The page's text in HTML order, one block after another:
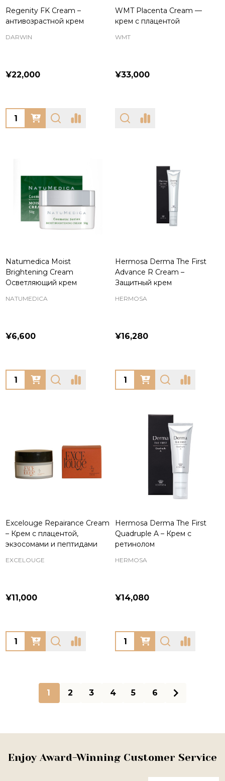
Regenity FK Cream –
антивозрастной крем
DARWIN
¥22,000
Quantity:
WMT Placenta Cream —
крем с плацентой
WMT
¥33,000
Natumedica Moist
Brightening Cream
Осветляющий крем
NATUMEDICA
¥6,600
Quantity:
Hermosa Derma The First
Advance R Cream –
Защитный крем
HERMOSA
¥16,280
Quantity:
Excelouge Repairance Cream
– Крем с плацентой,
экзосомами и пептидами
EXCELOUGE
¥11,000
Quantity:
Hermosa Derma The First
Quadruple A – Крем с
ретинолом
HERMOSA
¥14,080
Quantity:
1 2 3 4 5 6
Footer
Enjoy Award-Winning Customer Service